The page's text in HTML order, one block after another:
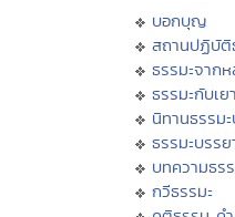
บอกบุญ
สถานปฏิบัติ
ธรรมะจาก
ธรรมะกับเย
นิทานธรรม
ธรรมะบรรย
บทความธร
กวีธรรมะ